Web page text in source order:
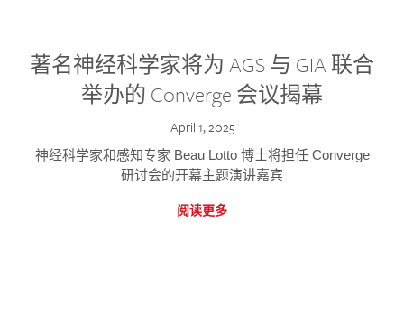
著名神经科学家将为 AGS 与 GIA 联合
举办的 Converge 会议揭幕
April 1, 2025
神经科学家和感知专家 Beau Lotto 博士将担任 Converge
研讨会的开幕主题演讲嘉宾
阅读更多